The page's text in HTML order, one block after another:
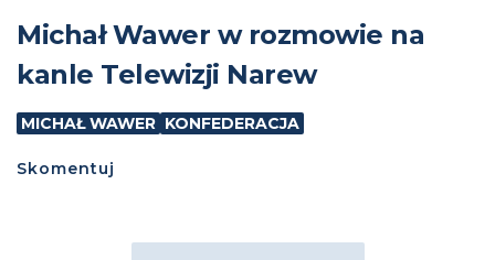
Michał Wawer w rozmowie na
kanle Telewizji Narew
MICHAŁ WAWER KONFEDERACJA
Skomentuj